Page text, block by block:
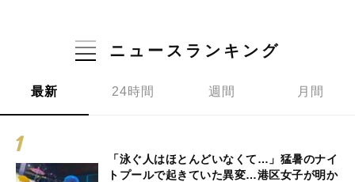
ニュースランキング
最新 24時間 週間 月間
「泳ぐ人はほとんどいなくて…」猛暑のナイ
トプールで起きていた異変…港区女子が明か